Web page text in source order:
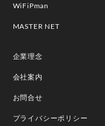
WiFiPman
MASTER NET
企業理念
会社案内
お問合せ
プライバシーポリシー